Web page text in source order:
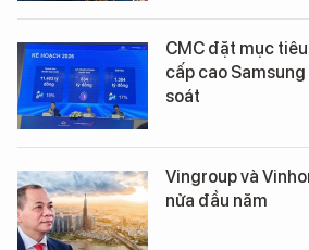
CMC đặt mục
cấp cao
soát
Vingroup và
nửa đầu năm